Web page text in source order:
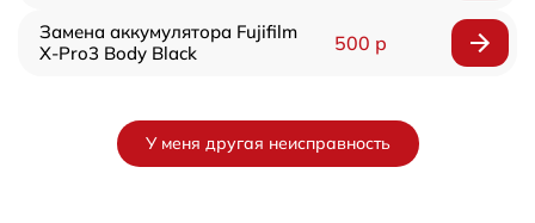
Замена аккумулятора Fujifilm
X-Pro3 Body Black
500 р
У меня другая неисправность